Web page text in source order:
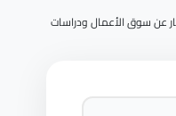
عن سوق الأعمال ودراسات